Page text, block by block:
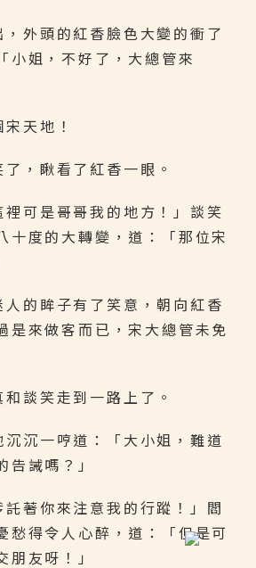
，外頭的紅香臉色大變的衝了
小姐，不好了，大總管來
天地！
，瞅看了紅香一眼。
裡可是哥哥我的地方！」談笑
十度的大轉變，道：「那位宋
人的眸子有了笑意，朝向紅香
是來做客而已，宋大總管未免
談笑走到一路上了。
沉沉一哼道：「大小姐，難道
告誡嗎？」
託著你來注意我的行蹤！」閻
愁得令人心醉，道：「但是可
朋友呀！」